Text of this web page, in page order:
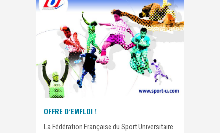
OFFRE D’EMPLOI !
La Fédération Française du Sport Universitaire